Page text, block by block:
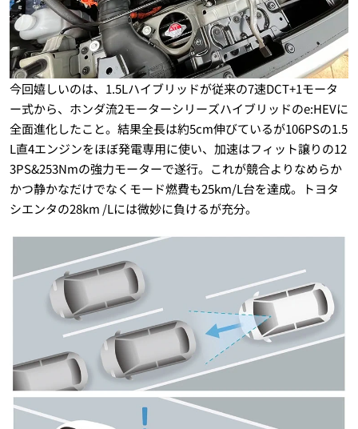
今回嬉しいのは、1.5Lハイブリッドが従来の7速DCT+1モータ
ー式から、ホンダ流2モーターシリーズハイブリッドのe:HEVに
全面進化したこと。結果全長は約5cm伸びているが106PSの1.5
L直4エンジンをほぼ発電専用に使い、加速はフィット譲りの12
3PS&253Nmの強力モーターで遂行。これが競合よりなめらか
かつ静かなだけでなくモード燃費も25km/L台を達成。トヨタ
シエンタの28km /Lには微妙に負けるが充分。